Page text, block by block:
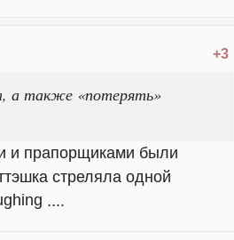
+3
а также «потерять»
и прапорщиками были
стреляла одной
....